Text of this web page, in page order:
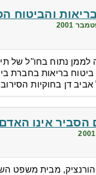
והביטוח
לממן נתוח בחו"ל של
בריאות בחברת
דן בחוקיות
הסביר אינו
מבית משפט